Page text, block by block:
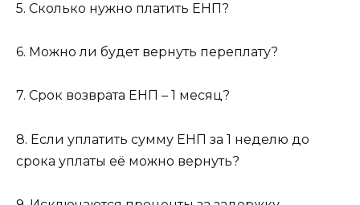
5. Сколько нужно платить ЕНП?
6. Можно ли будет вернуть переплату?
7. Срок возврата ЕНП – 1 месяц?
8. Если уплатить сумму ЕНП за 1 неделю до
срока уплаты её можно вернуть?